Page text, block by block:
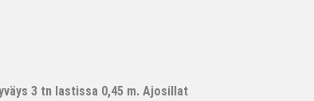
3 tn lastissa 0,45 m. Ajosillat